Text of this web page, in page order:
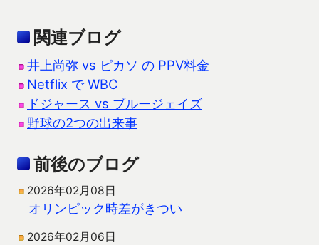
関連ブログ
井上尚弥 vs ピカソ の PPV料金
Netflix で WBC
ドジャース vs ブルージェイズ
野球の2つの出来事
前後のブログ
2026年02月08日
オリンピック時差がきつい
2026年02月06日